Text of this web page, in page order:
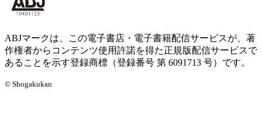
ABJマークは、この電子書店・電子書籍配信サービスが、著
作権者からコンテンツ使用許諾を得た正規版配信サービスで
あることを示す登録商標（登録番号 第 6091713 号）です。
© Shogakukan